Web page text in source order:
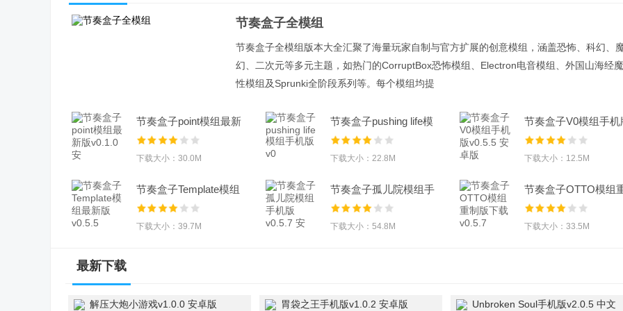
节奏盒子全模组
节奏盒子全模组版本大全汇聚了海量玩家自制与官方扩展的创意模组，涵盖恐怖、科幻、
幻、二次元等多元主题，如热门的CorruptBox恐怖模组、Electron电音模组、外国山海经魔
性模组及Sprunki全阶段系列等。每个模组均提
节奏盒子point模组最新
版v0.1.0 安
下载大小：30.0M
节奏盒子pushing life模
组手机版v0
下载大小：22.8M
节奏盒子V0模组手机
v0.5.5 安卓版
下载大小：12.5M
节奏盒子Template模组
最新版v0.5.5
下载大小：39.7M
节奏盒子孤儿院模组手
机版v0.5.7 安
下载大小：54.8M
节奏盒子OTTO模组
制版下载v0.5.7
下载大小：33.5M
最新下载
解压大炮小游戏v1.0.0 安卓版 胃袋之王手机版v1.0.2 安卓版 Unbroken Soul手机版v2.0.5 中文